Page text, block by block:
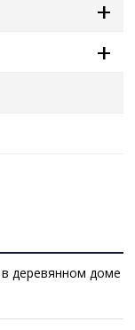
деревянном доме